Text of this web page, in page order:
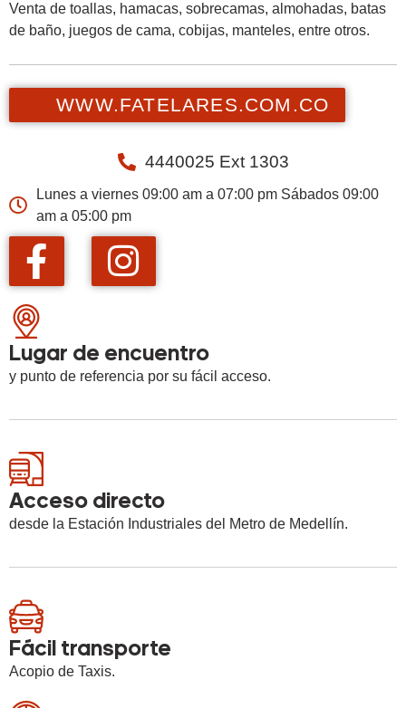
Venta de toallas, hamacas, sobrecamas, almohadas, batas
de baño, juegos de cama, cobijas, manteles, entre otros.
WWW.FATELARES.COM.CO
4440025 Ext 1303
Lunes a viernes 09:00 am a 07:00 pm Sábados 09:00
am a 05:00 pm
Lugar de encuentro
y punto de referencia por su fácil acceso.
Acceso directo
desde la Estación Industriales del Metro de Medellín.
Fácil transporte
Acopio de Taxis.